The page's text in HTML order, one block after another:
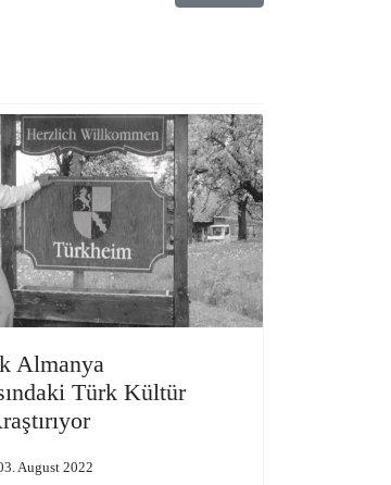
Almanya
Türk Kültür
August 2022